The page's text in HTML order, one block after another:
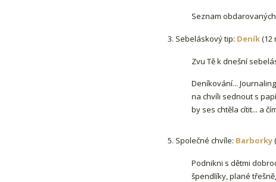
Seznam
3. Sebeláskový tip: Deník(12
Zvu Tě k dnešní
Deníkování...
na chvíli sednout s
by ses chtěla cítit... a
5. Společné chvíle: Barborky
Podnikni s dětmi
špendlíky, plané